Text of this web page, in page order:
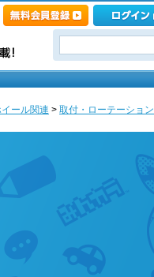
ール関連 > 取付・ローテーション